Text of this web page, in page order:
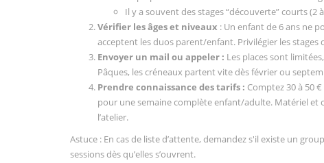
Il y a souvent des stages “découverte” courts (2
Vérifier les âges et niveaux : Un enfant de 6 ans ne
acceptent les duos parent/enfant. Privilégier les
Envoyer un mail ou appeler : Les places sont
Pâques, les créneaux partent vite dès février ou
Prendre connaissance des tarifs : Comptez 30 à 50
pour une semaine complète enfant/adulte. Matériel et
l’atelier.
Astuce : En cas de liste d’attente, demandez s'il existe un
sessions dès qu’elles s’ouvrent.